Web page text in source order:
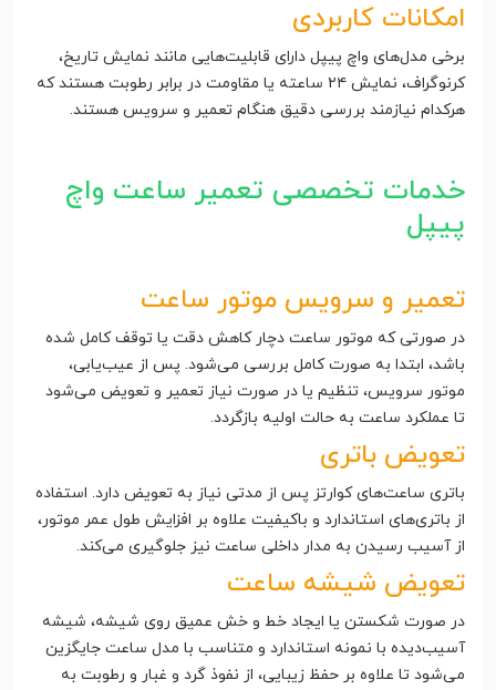
امکانات کاربردی
برخی مدل‌های واچ پیپل دارای قابلیت‌هایی مانند نمایش تاریخ،
کرنوگراف، نمایش ۲۴ ساعته یا مقاومت در برابر رطوبت هستند که
هرکدام نیازمند بررسی دقیق هنگام تعمیر و سرویس هستند.
خدمات تخصصی تعمیر ساعت واچ
پیپل
تعمیر و سرویس موتور ساعت
در صورتی که موتور ساعت دچار کاهش دقت یا توقف کامل شده
باشد، ابتدا به صورت کامل بررسی می‌شود. پس از عیب‌یابی،
موتور سرویس، تنظیم یا در صورت نیاز تعمیر و تعویض می‌شود
تا عملکرد ساعت به حالت اولیه بازگردد.
تعویض باتری
باتری ساعت‌های کوارتز پس از مدتی نیاز به تعویض دارد. استفاده
از باتری‌های استاندارد و باکیفیت علاوه بر افزایش طول عمر موتور،
از آسیب رسیدن به مدار داخلی ساعت نیز جلوگیری می‌کند.
تعویض شیشه ساعت
در صورت شکستن یا ایجاد خط و خش عمیق روی شیشه، شیشه
آسیب‌دیده با نمونه استاندارد و متناسب با مدل ساعت جایگزین
می‌شود تا علاوه بر حفظ زیبایی، از نفوذ گرد و غبار و رطوبت به